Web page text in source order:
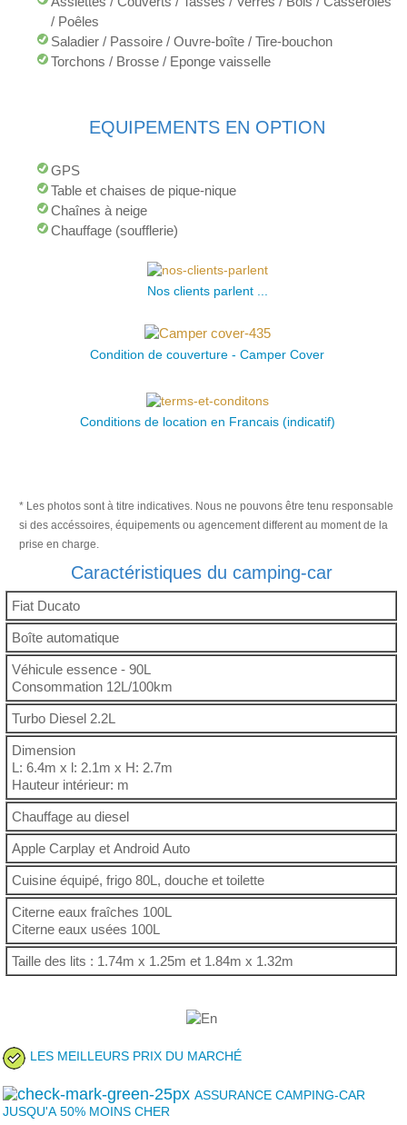
/ Poêles
Saladier / Passoire / Ouvre-boîte / Tire-bouchon
Torchons / Brosse / Eponge vaisselle
EQUIPEMENTS EN OPTION
GPS
Table et chaises de pique-nique
Chaînes à neige
Chauffage (soufflerie)
Nos clients parlent ...
Condition de couverture - Camper Cover
Conditions de location en Francais (indicatif)
* Les photos sont à titre indicatives. Nous ne pouvons être tenu responsable
si des accéssoires, équipements ou agencement different au moment de la
prise en charge.
Caractéristiques du camping-car
Fiat Ducato
Boîte automatique
Véhicule essence - 90L
Consommation 12L/100km
Turbo Diesel 2.2L
Dimension
L: 6.4m x l: 2.1m x H: 2.7m
Hauteur intérieur: m
Chauffage au diesel
Apple Carplay et Android Auto
Cuisine équipé, frigo 80L, douche et toilette
Citerne eaux fraîches 100L
Citerne eaux usées 100L
Taille des lits : 1.74m x 1.25m et 1.84m x 1.32m
LES MEILLEURS PRIX DU MARCHÉ
ASSURANCE CAMPING-CAR
JUSQU'A 50% MOINS CHER